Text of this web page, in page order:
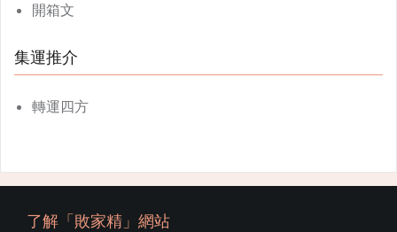
開箱文
集運推介
轉運四方
了解「敗家精」網站